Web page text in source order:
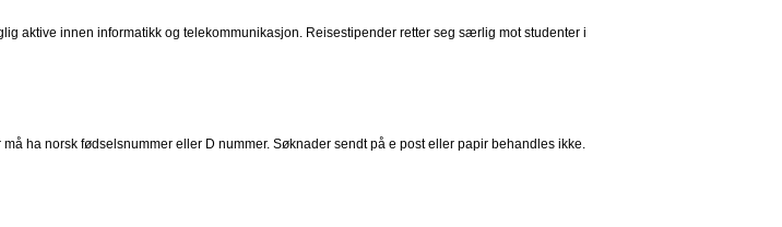
aktive innen informatikk og telekommunikasjon. Reisestipender retter seg særlig mot studenter i
ha norsk fødselsnummer eller D nummer. Søknader sendt på e post eller papir behandles ikke.